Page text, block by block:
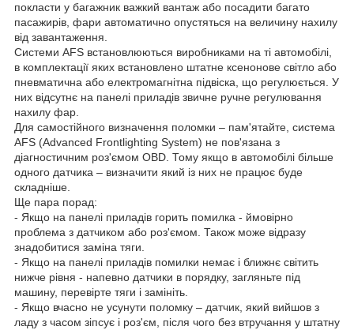
покласти у багажник важкий вантаж або посадити багато
пасажирів, фари автоматично опустяться на величину нахилу
від завантаження.
Системи AFS встановлюються виробниками на ті автомобілі,
в комплектації яких встановлено штатне ксенонове світло або
пневматична або електромагнітна підвіска, що регулюється. У
них відсутнє на панелі приладів звичне ручне регулювання
нахилу фар.
Для самостійного визначення поломки – пам'ятайте, система
AFS (Advanced Frontlighting System) не пов'язана з
діагностичним роз'ємом OBD. Тому якщо в автомобілі більше
одного датчика – визначити який із них не працює буде
складніше.
Ще пара порад:
- Якщо на панелі приладів горить помилка - ймовірно
проблема з датчиком або роз'ємом. Також може відразу
знадобитися заміна тяги.
- Якщо на панелі приладів помилки немає і ближнє світить
нижче рівня - напевно датчики в порядку, загляньте під
машину, перевірте тяги і замініть.
- Якщо вчасно не усунути поломку – датчик, який вийшов з
ладу з часом зіпсує і роз'єм, після чого без втручання у штатну